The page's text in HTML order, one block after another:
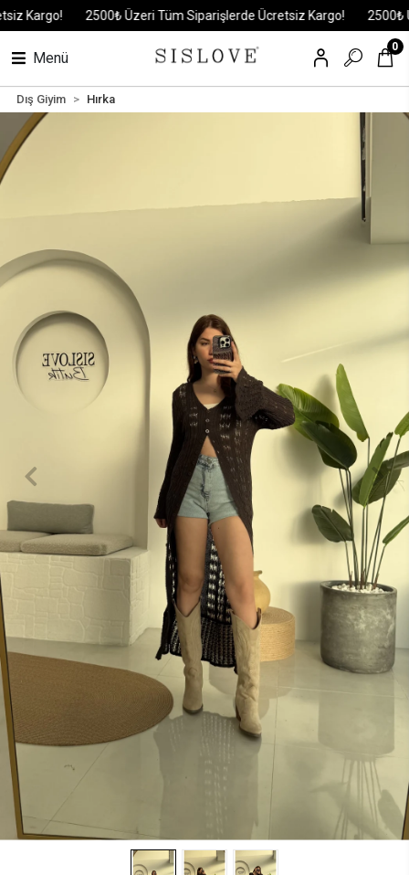
Kargo! 2500₺ Üzeri Tüm Siparişlerde Ücretsiz Kargo! 2500₺
Menü
0
Dış Giyim Hırka